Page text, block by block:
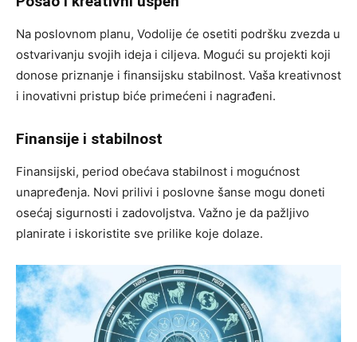
Na poslovnom planu, Vodolije će osetiti podršku zvezda u
ostvarivanju svojih ideja i ciljeva. Mogući su projekti koji
donose priznanje i finansijsku stabilnost. Vaša kreativnost
i inovativni pristup biće primećeni i nagrađeni.
Finansije i stabilnost
Finansijski, period obećava stabilnost i mogućnost
unapređenja. Novi prilivi i poslovne šanse mogu doneti
osećaj sigurnosti i zadovoljstva. Važno je da pažljivo
planirate i iskoristite sve prilike koje dolaze.